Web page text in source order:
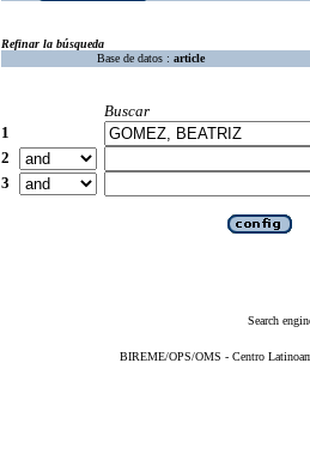
Refinar la búsqueda
Base de datos : article
Buscar
1
2
3
Search
BIREME/OPS/OMS - Centro